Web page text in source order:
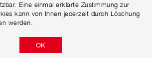
Eine einmal erklärte Zustimmung zur
kann von Ihnen jederzeit durch Löschung
werden.
OK